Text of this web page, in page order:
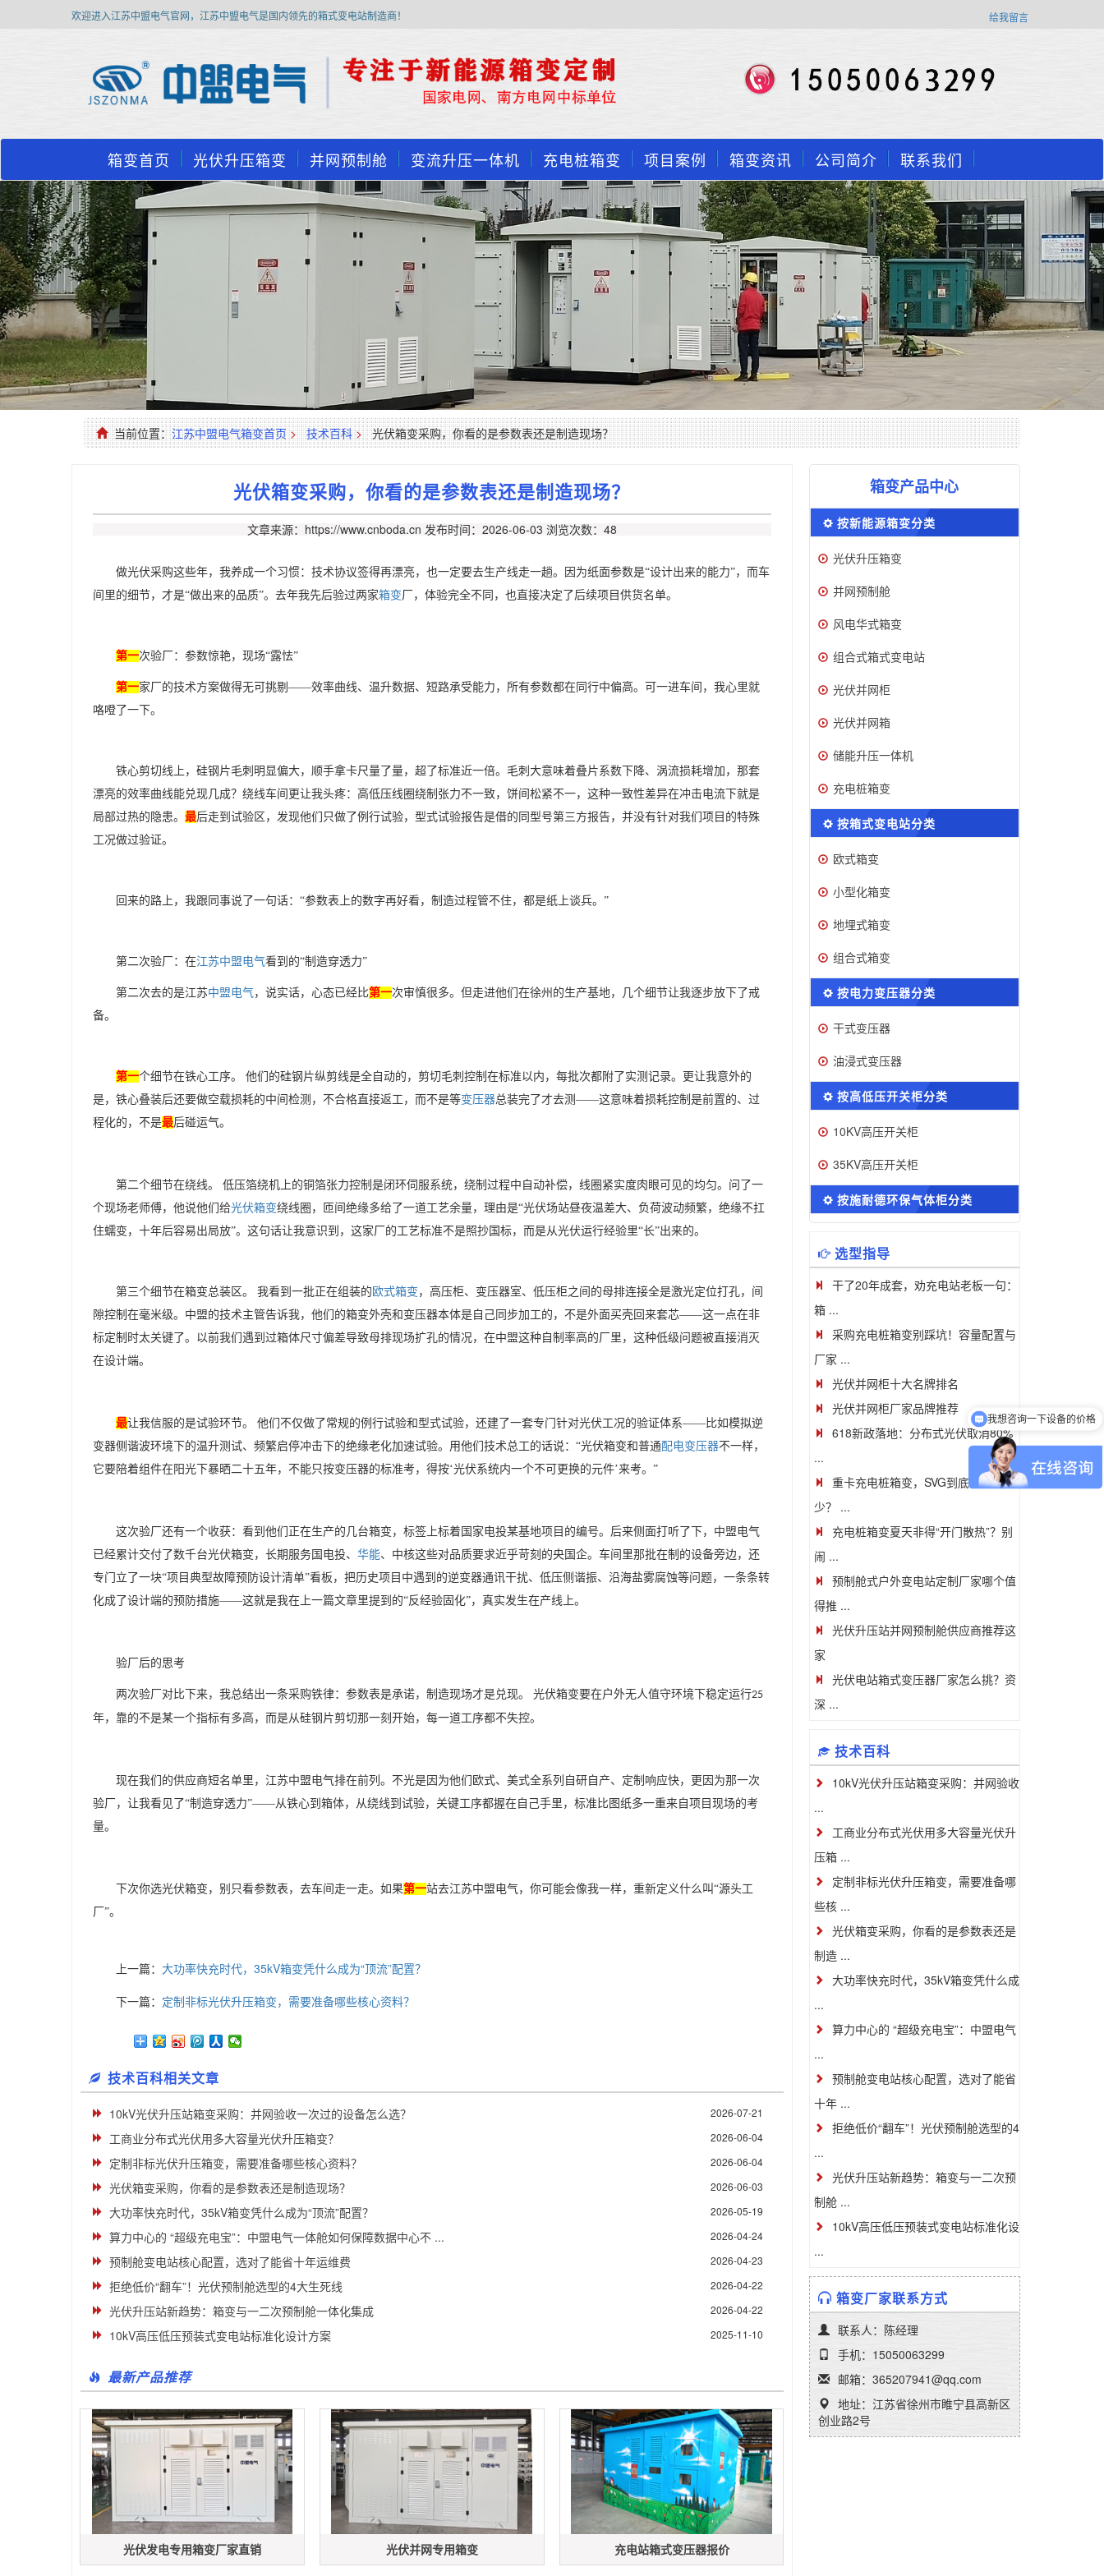
欢迎进入江苏中盟电气官网，江苏中盟电气是国内领先的箱式变电站制造商！ 给我留言
箱变首页 光伏升压箱变 并网预制舱 变流升压一体机 充电桩箱变 项目案例 箱变资讯 公司简介 联系我们
当前位置：江苏中盟电气箱变首页 > 技术百科 > 光伏箱变采购，你看的是参数表还是制造现场？
光伏箱变采购，你看的是参数表还是制造现场？
文章来源：https://www.cnboda.cn 发布时间：2026-06-03 浏览次数：48
做光伏采购这些年，我养成一个习惯：技术协议签得再漂亮，也一定要去生产线走一趟。因为纸面参数是“设计出来的能力”，而车
间里的细节，才是“做出来的品质”。去年我先后验过两家箱变厂，体验完全不同，也直接决定了后续项目供货名单。
第一次验厂：参数惊艳，现场“露怯”
第一家厂的技术方案做得无可挑剔 ——效率曲线、温升数据、短路承受能力，所有参数都在同行中偏高。可一进车间，我心里就
咯噔了一下。
铁心剪切线上，硅钢片毛刺明显偏大，顺手拿卡尺量了量，超了标准近一倍。毛刺大意味着叠片系数下降、涡流损耗增加，那套
漂亮的效率曲线能兑现几成？绕线车间更让我头疼：高低压线圈绕制张力不一致，饼间松紧不一，这种一致性差异在冲击电流下就是
局部过热的隐患。 最后走到试验区，发现他们只做了例行试验，型式试验报告是借的同型号第三方报告，并没有针对我们项目的特殊
工况做过验证。
回来的路上，我跟同事说了一句话： “参数表上的数字再好看，制造过程管不住，都是纸上谈兵。”
第二次验厂：在江苏中盟电气看到的“制造穿透力”
第二次去的是江苏中盟电气，说实话，心态已经比第一次审慎很多。但走进他们在徐州的生产基地，几个细节让我逐步放下了戒
备。
第一个细节在铁心工序。
他们的硅钢片纵剪线是全自动的，剪切毛刺控制在标准以内，每批次都附了实测记录。更让我意外的
是，铁心叠装后还要做空载损耗的中间检测，不合格直接返工，而不是等变压器总装完了才去测 ——这意味着损耗控制是前置的、过
程化的，不是最后碰运气。
第二个细节在绕线。
低压箔绕机上的铜箔张力控制是闭环伺服系统，绕制过程中自动补偿，线圈紧实度肉眼可见的均匀。问了一
个现场老师傅，他说他们给光伏箱变绕线圈，匝间绝缘多给了一道工艺余量，理由是“光伏场站昼夜温差大、负荷波动频繁，绝缘不扛
住蠕变，十年后容易出局放”。这句话让我意识到，这家厂的工艺标准不是照抄国标，而是从光伏运行经验里“长”出来的。
第三个细节在箱变总装区。 我看到一批正在组装的 欧式箱变 ，高压柜、变压器室、低压柜之间的母排连接全是激光定位打孔，间
隙控制在毫米级。中盟的技术主管告诉我，他们的箱变外壳和变压器本体是自己同步加工的，不是外面买壳回来套芯——这一点在非
标定制时太关键了。以前我们遇到过箱体尺寸偏差导致母排现场扩孔的情况，在中盟这种自制率高的厂里，这种低级问题被直接消灭
在设计端。
最让我信服的是试验环节。 他们不仅做了常规的例行试验和型式试验，还建了一套专门针对光伏工况的验证体系——比如模拟逆
变器侧谐波环境下的温升测试、频繁启停冲击下的绝缘老化加速试验。用他们技术总工的话说：“光伏箱变和普通配电变压器不一样，
它要陪着组件在阳光下暴晒二十五年，不能只按变压器的标准考，得按‘光伏系统内一个不可更换的元件’来考。”
这次验厂还有一个收获：看到他们正在生产的几台箱变，标签上标着国家电投某基地项目的编号。后来侧面打听了下，中盟电气
已经累计交付了数千台光伏箱变，长期服务国电投、 华能、中核这些对品质要求近乎苛刻的央国企。车间里那批在制的设备旁边，还
专门立了一块“项目典型故障预防设计清单”看板，把历史项目中遇到的逆变器通讯干扰、低压侧谐振、沿海盐雾腐蚀等问题，一条条转
化成了设计端的预防措施——这就是我在上一篇文章里提到的“反经验固化”，真实发生在产线上。
验厂后的思考
两次验厂对比下来，我总结出一条采购铁律：参数表是承诺，制造现场才是兑现。 光伏箱变要在户外无人值守环境下稳定运行25
年，靠的不是某一个指标有多高，而是从硅钢片剪切那一刻开始，每一道工序都不失控。
现在我们的供应商短名单里，江苏中盟电气排在前列。不光是因为他们欧式、美式全系列自研自产、定制响应快，更因为那一次
验厂，让我看见了“制造穿透力”——从铁心到箱体，从绕线到试验，关键工序都握在自己手里，标准比图纸多一重来自项目现场的考
量。
下次你选光伏箱变，别只看参数表，去车间走一走。如果第一站去江苏中盟电气，你可能会像我一样，重新定义什么叫“源头工
厂”。
上一篇： 大功率快充时代，35kV箱变凭什么成为“顶流”配置？
下一篇： 定制非标光伏升压箱变，需要准备哪些核心资料？
技术百科相关文章
10kV光伏升压站箱变采购：并网验收一次过的设备怎么选？ 2026-07-21
工商业分布式光伏用多大容量光伏升压箱变？ 2026-06-04
定制非标光伏升压箱变，需要准备哪些核心资料？ 2026-06-04
光伏箱变采购，你看的是参数表还是制造现场？ 2026-06-03
大功率快充时代，35kV箱变凭什么成为“顶流”配置？ 2026-05-19
算力中心的 “超级充电宝”：中盟电气一体舱如何保障数据中心不 ... 2026-04-24
预制舱变电站核心配置，选对了能省十年运维费 2026-04-23
拒绝低价“翻车”！光伏预制舱选型的4大生死线 2026-04-22
光伏升压站新趋势：箱变与一二次预制舱一体化集成 2026-04-22
10kV高压低压预装式变电站标准化设计方案 2025-11-10
最新产品推荐
光伏发电专用箱变厂家直销 光伏并网专用箱变 充电站箱式变压器报价
箱变产品中心
按新能源箱变分类
光伏升压箱变
并网预制舱
风电华式箱变
组合式箱式变电站
光伏并网柜
光伏并网箱
储能升压一体机
充电桩箱变
按箱式变电站分类
欧式箱变
小型化箱变
地埋式箱变
组合式箱变
按电力变压器分类
干式变压器
油浸式变压器
按高低压开关柜分类
10KV高压开关柜
35KV高压开关柜
按施耐德环保气体柜分类
选型指导
干了20年成套，劝充电站老板一句：
箱 ...
采购充电桩箱变别踩坑！容量配置与
厂家 ...
光伏并网柜十大名牌排名
光伏并网柜厂家品牌推荐
618新政落地：分布式光伏取消80%
...
重卡充电桩箱变，SVG到底该补多
少？ ...
充电桩箱变夏天非得“开门散热”？别
闹 ...
预制舱式户外变电站定制厂家哪个值
得推 ...
光伏升压站并网预制舱供应商推荐这
家
光伏电站箱式变压器厂家怎么挑？资
深 ...
技术百科
10kV光伏升压站箱变采购：并网验收
...
工商业分布式光伏用多大容量光伏升
压箱 ...
定制非标光伏升压箱变，需要准备哪
些核 ...
光伏箱变采购，你看的是参数表还是
制造 ...
大功率快充时代，35kV箱变凭什么成
...
算力中心的 “超级充电宝”：中盟电气
...
预制舱变电站核心配置，选对了能省
十年 ...
拒绝低价“翻车”！光伏预制舱选型的4
...
光伏升压站新趋势：箱变与一二次预
制舱 ...
10kV高压低压预装式变电站标准化设
...
箱变厂家联系方式
联系人：陈经理
手机：15050063299
邮箱：365207941@qq.com
地址：江苏省徐州市睢宁县高新区
创业路2号
我想咨询一下设备的价格